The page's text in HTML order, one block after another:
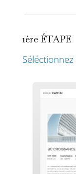
1ère ÉTAPE